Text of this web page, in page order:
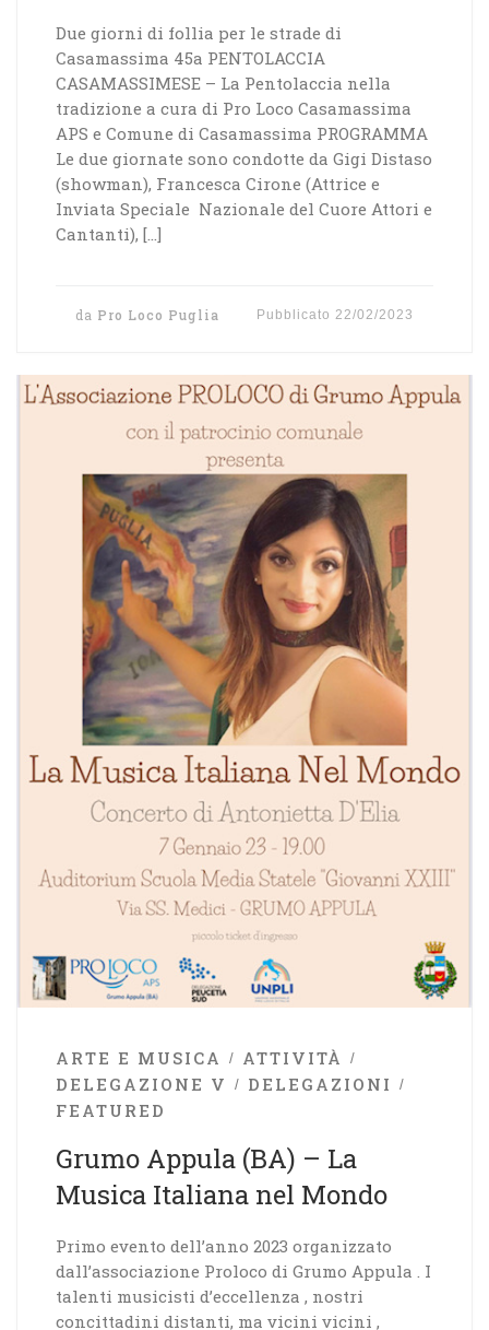
Due giorni di follia per le strade di
Casamassima 45a PENTOLACCIA
CASAMASSIMESE – La Pentolaccia nella
tradizione a cura di Pro Loco Casamassima
APS e Comune di Casamassima PROGRAMMA
Le due giornate sono condotte da Gigi Distaso
(showman), Francesca Cirone (Attrice e
Inviata Speciale Nazionale del Cuore Attori e
Cantanti), […]
da Pro Loco Puglia Pubblicato 22/02/2023
ARTE E MUSICA
ATTIVITÀ
DELEGAZIONE V
DELEGAZIONI
FEATURED
Grumo Appula (BA) – La
Musica Italiana nel Mondo
Primo evento dell’anno 2023 organizzato
dall’associazione Proloco di Grumo Appula . I
talenti musicisti d’eccellenza , nostri
concittadini distanti, ma vicini vicini ,